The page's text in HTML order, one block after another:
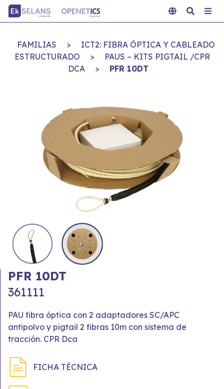
FAMILIAS >
ICT2: FIBRA ÓPTICA Y CABLEADO
ESTRUCTURADO
>
PAUS – KITS PIGTAIL /CPR
DCA
> PFR 10DT
PFR 10DT
361111
PAU fibra óptica con 2 adaptadores SC/APC
antipolvo y pigtail 2 fibras 10m con sistema de
tracción. CPR Dca
FICHA TÉCNICA